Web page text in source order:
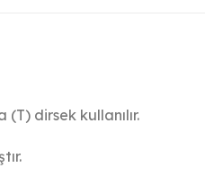
dirsek kullanılır.